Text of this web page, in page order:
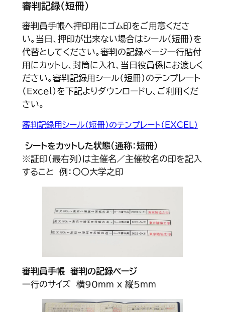
審判記録（短冊）
審判員手帳へ押印用にゴム印をご用意くださ
い。当日、押印が出来ない場合はシール（短冊）を
代替としてください。審判の記録ページ一行貼付
用にカットし、封筒に入れ、当日役員係にお渡しく
ださい。審判記録用シール（短冊）のテンプレート
（Excel）を下記よりダウンロードし、ご利用くだ
さい。
審判記録用シール（短冊）のテンプレート（EXCEL）
シートをカットした状態（通称：短冊）
※証印（最右列）は主催名／主催校名の印を記入
すること 例：〇〇大学之印
審判員手帳 審判の記録ページ
一行のサイズ 横90mm x 縦5mm